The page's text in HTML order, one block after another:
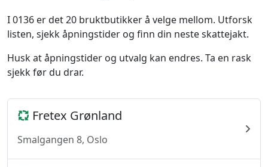
I 0136 er det 20 bruktbutikker å velge mellom. Utforsk
listen, sjekk åpningstider og finn din neste skattejakt.
Husk at åpningstider og utvalg kan endres. Ta en rask
sjekk før du drar.
Fretex Grønland
Smalgangen 8, Oslo